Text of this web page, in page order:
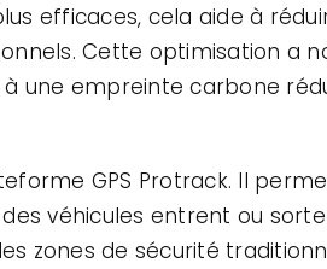
efficaces, cela aide à
Cette optimisation a
empreinte carbone
GPS Protrack. Il
véhicules entrent ou
zones de sécurité